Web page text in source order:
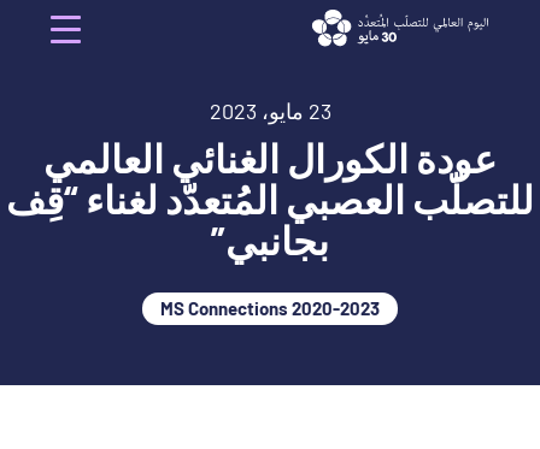
Menu
23 مايو، 2023
عودة الكورال الغنائي العالمي
للتصلّب العصبي المُتعدّد لغناء “قِف
بجانبي”
2020-2023 MS Connections